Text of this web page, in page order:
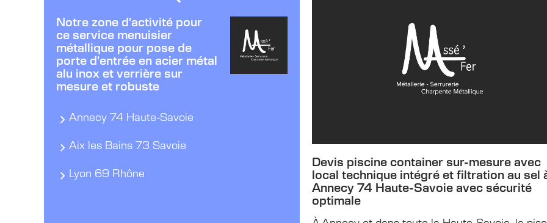
Notre zone d'activité pour
ce service menuisier
métallique pour pose de
porte d'entrée en acier métal
alu inox et verrière sur
mesure et robuste
Annecy 74 Haute-Savoie
Aix les Bains 73 Savoie
Lyon 69 Rhône
Devis piscine container sur-mesure avec
local technique intégré et filtration au sel
Annecy 74 Haute-Savoie avec sécurité
optimale